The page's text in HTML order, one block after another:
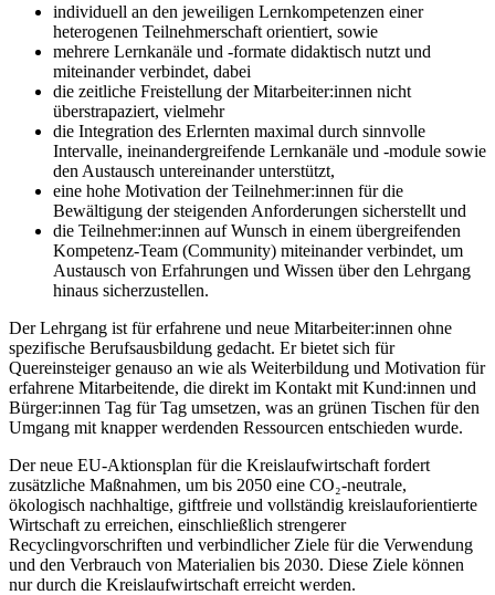
individuell an den jeweiligen Lernkompetenzen einer
heterogenen Teilnehmerschaft orientiert, sowie
mehrere Lernkanäle und -formate didaktisch nutzt und
miteinander verbindet, dabei
die zeitliche Freistellung der Mitarbeiter:innen nicht
überstrapaziert, vielmehr
die Integration des Erlernten maximal durch sinnvolle
Intervalle, ineinandergreifende Lernkanäle und -module sowie
den Austausch untereinander unterstützt,
eine hohe Motivation der Teilnehmer:innen für die
Bewältigung der steigenden Anforderungen sicherstellt und
die Teilnehmer:innen auf Wunsch in einem übergreifenden
Kompetenz-Team (Community) miteinander verbindet, um
Austausch von Erfahrungen und Wissen über den Lehrgang
hinaus sicherzustellen.
Der Lehrgang ist für erfahrene und neue Mitarbeiter:innen ohne
spezifische Berufsaus­bildung gedacht. Er bietet sich für
Quereinsteiger genauso an wie als Weiterbildung und Motivation für
erfahrene Mitarbeitende, die direkt im Kontakt mit Kund:innen und
Bürger:innen Tag für Tag umsetzen, was an grünen Tischen für den
Umgang mit knapper werdenden Ressourcen entschieden wurde.
Der neue EU-Aktionsplan für die Kreislaufwirtschaft fordert
zusätzliche Maßnahmen, um bis 2050 eine CO₂-neutrale,
ökologisch nachhaltige, giftfreie und vollständig kreislauf­orientierte
Wirtschaft zu erreichen, einschließlich strengerer
Recyclingvorschriften und verbindlicher Ziele für die Verwendung
und den Verbrauch von Materialien bis 2030. Diese Ziele können
nur durch die Kreislaufwirtschaft erreicht werden.